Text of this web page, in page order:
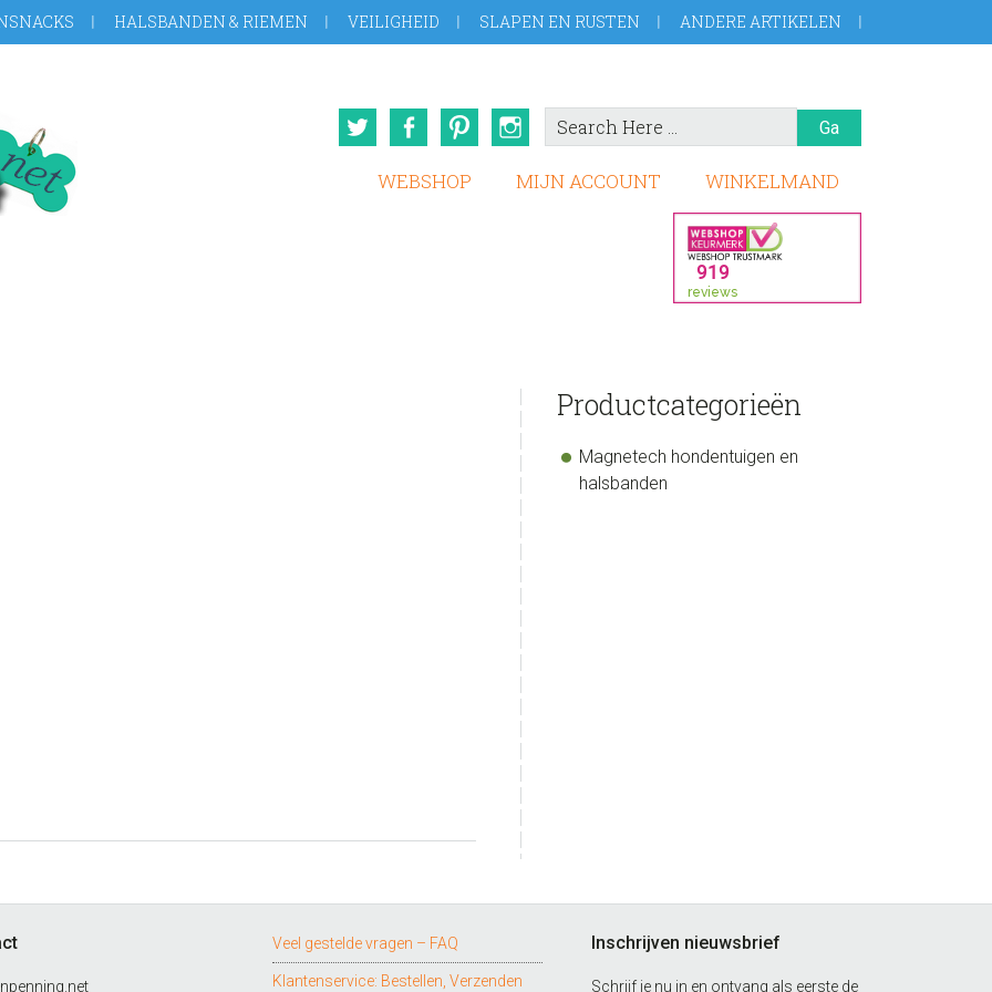
HALSBANDEN & RIEMEN VEILIGHEID SLAPEN EN RUSTEN ANDERE ARTIKELEN
Search
Here
TwitterFacebookPinterestInstagram
WEBSHOP MIJN ACCOUNT WINKELMAND
sidebar
Store
Productcategorieën
Magnetech hondentuigen en
halsbanden
Veel gestelde vragen – FAQ
Klantenservice: Bestellen, Verzenden
Inschrijven nieuwsbrief
Schrijf je nu in en ontvang als eerste de